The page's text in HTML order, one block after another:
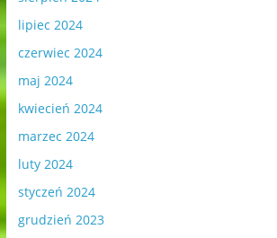
lipiec 2024
czerwiec 2024
maj 2024
kwiecień 2024
marzec 2024
luty 2024
styczeń 2024
grudzień 2023